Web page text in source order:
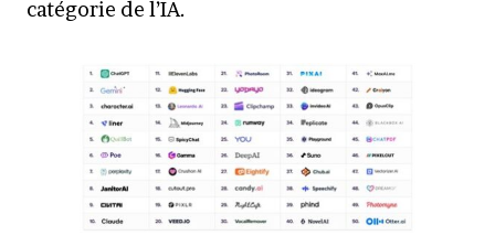
catégorie de l’IA.